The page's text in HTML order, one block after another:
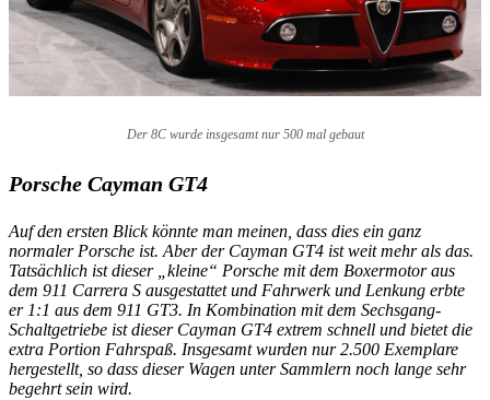
Der 8C wurde insgesamt nur 500 mal gebaut
Porsche Cayman GT4
Auf den ersten Blick könnte man meinen, dass dies ein ganz
normaler Porsche ist. Aber der Cayman GT4 ist weit mehr als das.
Tatsächlich ist dieser „kleine“ Porsche mit dem Boxermotor aus
dem 911 Carrera S ausgestattet und Fahrwerk und Lenkung erbte
er 1:1 aus dem 911 GT3. In Kombination mit dem Sechsgang-
Schaltgetriebe ist dieser Cayman GT4 extrem schnell und bietet die
extra Portion Fahrspaß. Insgesamt wurden nur 2.500 Exemplare
hergestellt, so dass dieser Wagen unter Sammlern noch lange sehr
begehrt sein wird.